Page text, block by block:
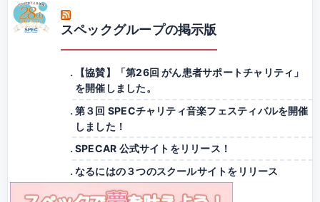
スペックグループの掲示版
【協賛】「第26回 がん患者サポートチャリティ」
を開催しました。
第３回 SPECチャリティ音楽フェスティバルを開催
しました！
SPECAR 公式サイトをリリース！
なるにはの３つのスクールサイトをリリース